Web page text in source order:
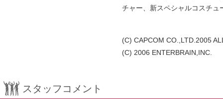
チャー、新スペシャルコスチ
(C) CAPCOM CO.,LTD.2005
(C) 2006 ENTERBRAIN,INC.
スタッフコメント